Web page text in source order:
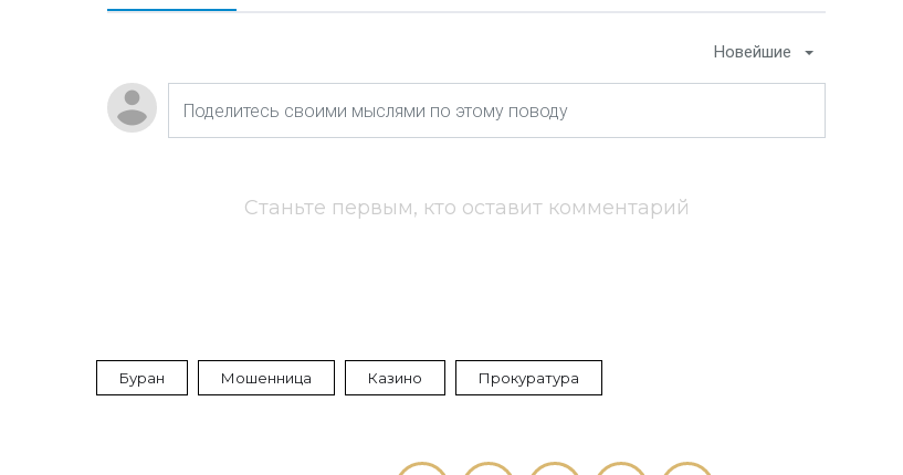
Новейшие
Станьте первым, кто оставит комментарий
Буран Мошенница Казино Прокуратура